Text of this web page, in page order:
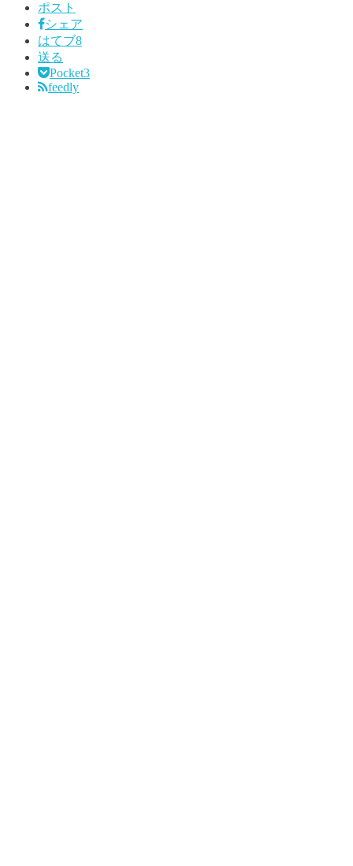
ポスト
シェア
はてブ8
送る
Pocket3
feedly